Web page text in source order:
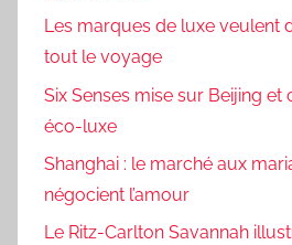
Les marques de luxe veulent
tout le voyage
Six Senses mise sur Beijing
éco-luxe
Shanghai : le marché aux
négocient l’amour
Le Ritz-Carlton Savannah